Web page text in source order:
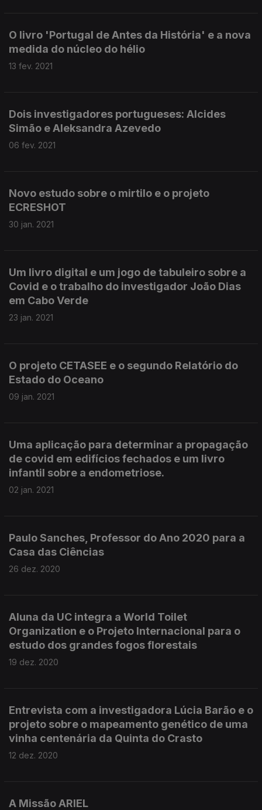
O livro 'Portugal de Antes da História' e a nova
medida do núcleo do hélio
13 fev. 2021
Dois investigadores portugueses: Alcides
Simão e Aleksandra Azevedo
06 fev. 2021
Novo estudo sobre o mirtilo e o projeto
ECRESHOT
30 jan. 2021
Um livro digital e um jogo de tabuleiro sobre a
Covid e o trabalho do investigador João Dias
em Cabo Verde
23 jan. 2021
O projeto CETASEE e o segundo Relatório do
Estado do Oceano
09 jan. 2021
Uma aplicação para determinar a propagação
de covid em edifícios fechados e um livro
infantil sobre a endometriose.
02 jan. 2021
Paulo Sanches, Professor do Ano 2020 para a
Casa das Ciências
26 dez. 2020
Aluna da UC integra a World Toilet
Organization e o Projeto Internacional para o
estudo dos grandes fogos florestais
19 dez. 2020
Entrevista com a investigadora Lúcia Barão e o
projeto sobre o mapeamento genético de uma
vinha centenária da Quinta do Crasto
12 dez. 2020
A Missão ARIEL